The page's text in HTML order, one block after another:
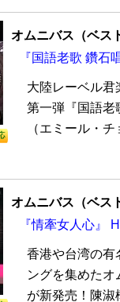
オムニバス（ベス
『国語老歌 鑽石
大陸レーベル君
第一弾『国語老
（エミール・
オムニバス（ベス
『情牽女人心』
香港や台湾の有
ングを集めた
が新発売！陳淑